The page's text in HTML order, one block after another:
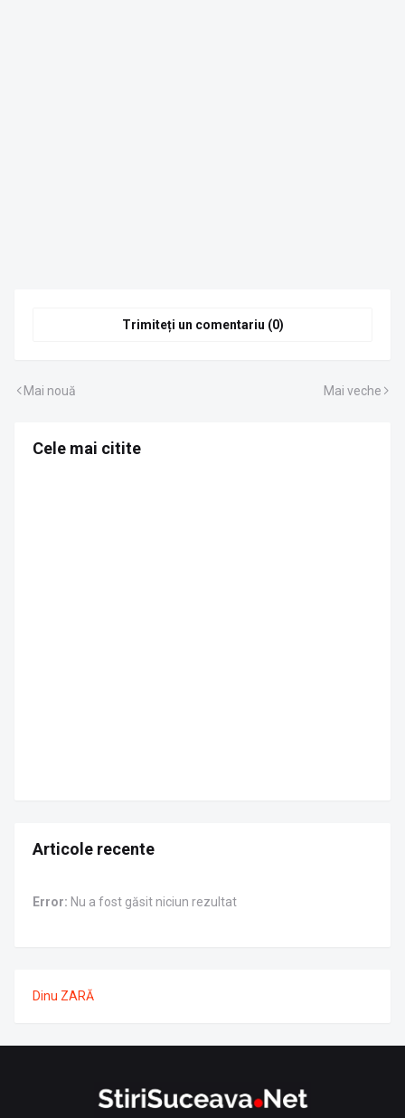
Trimiteți un comentariu (0)
Mai nouă Mai veche
Cele mai citite
Articole recente
Error: Nu a fost găsit niciun rezultat
Dinu ZARĂ